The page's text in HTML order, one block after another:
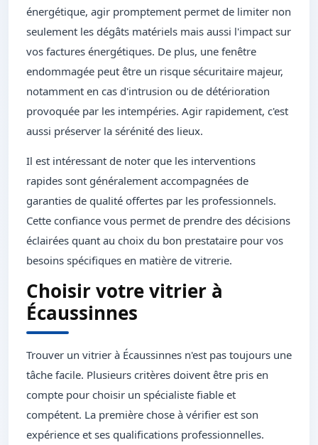
énergétique, agir promptement permet de limiter non
seulement les dégâts matériels mais aussi l'impact sur
vos factures énergétiques. De plus, une fenêtre
endommagée peut être un risque sécuritaire majeur,
notamment en cas d'intrusion ou de détérioration
provoquée par les intempéries. Agir rapidement, c'est
aussi préserver la sérénité des lieux.
Il est intéressant de noter que les interventions
rapides sont généralement accompagnées de
garanties de qualité offertes par les professionnels.
Cette confiance vous permet de prendre des décisions
éclairées quant au choix du bon prestataire pour vos
besoins spécifiques en matière de vitrerie.
Choisir votre vitrier à
Écaussinnes
Trouver un vitrier à Écaussinnes n'est pas toujours une
tâche facile. Plusieurs critères doivent être pris en
compte pour choisir un spécialiste fiable et
compétent. La première chose à vérifier est son
expérience et ses qualifications professionnelles.